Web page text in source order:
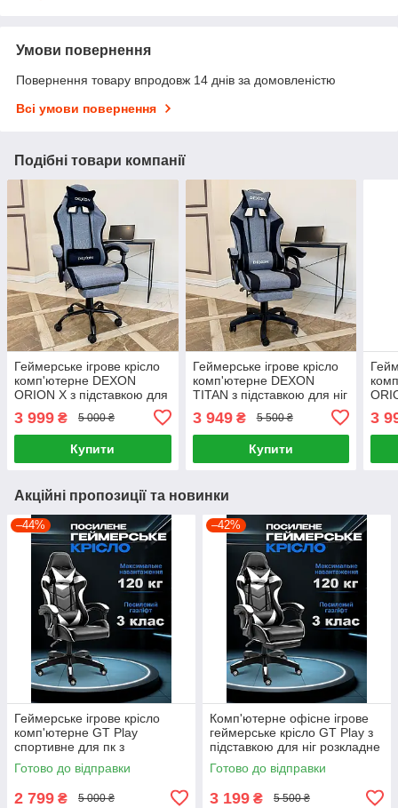
Умови повернення
Повернення товару впродовж 14 днів за домовленістю
Всі умови повернення
Подібні товари компанії
Геймерське ігрове крісло
комп'ютерне DEXON
ORION X з підставкою для
ніг з тканини і велюровими
подушками для пк
розкладне Сірий
3 999 ₴ 5 000 ₴
Купити
Геймерське ігрове крісло
комп'ютерне DEXON
TITAN з підставкою для ніг
з тканини спортивне для
пк розкладне Чорний-
Темно-сірий
3 949₴ 5 500 ₴
Купити
3
Акційні пропозиції та новинки
–44%
Геймерське ігрове крісло
комп'ютерне GT Play
спортивне для пк з
подушками розкладне біле
Готово до відправки
2 799 ₴ 5 000 ₴
–42%
Комп'ютерне офісне ігрове
геймерське крісло GT Play з
підставкою для ніг розкладне
для дому роботи офісу Білий
Готово до відправки
3 199 ₴ 5 500 ₴